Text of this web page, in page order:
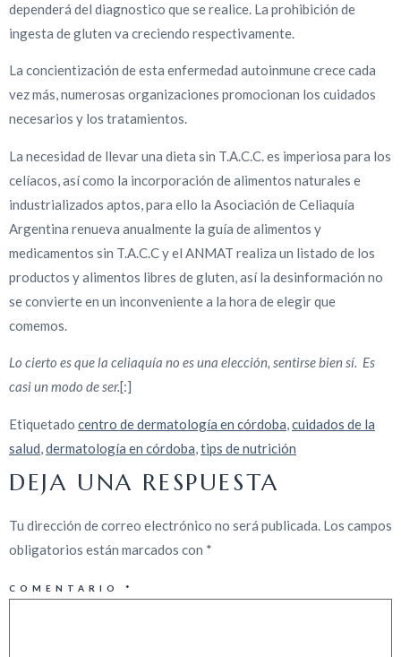
dependerá del diagnostico que se realice. La prohibición de
ingesta de gluten va creciendo respectivamente.
La concientización de esta enfermedad autoinmune crece cada
vez más, numerosas organizaciones promocionan los cuidados
necesarios y los tratamientos.
La necesidad de llevar una dieta sin T.A.C.C. es imperiosa para los
celíacos, así como la incorporación de alimentos naturales e
industrializados aptos, para ello la Asociación de Celiaquía
Argentina renueva anualmente la guía de alimentos y
medicamentos sin T.A.C.C y el ANMAT realiza un listado de los
productos y alimentos libres de gluten, así la desinformación no
se convierte en un inconveniente a la hora de elegir que
comemos.
Lo cierto es que la celiaquía no es una elección, sentirse bien sí. Es
casi un modo de ser.[:]
Etiquetado centro de dermatología en córdoba cuidados de la
salud dermatología en córdoba tips de nutrición
DEJA UNA RESPUESTA
Tu dirección de correo electrónico no será publicada. Los campos
obligatorios están marcados con *
COMENTARIO *